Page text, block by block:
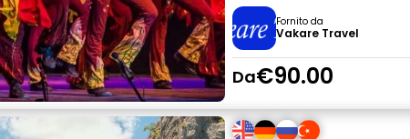
Fornito da
Vakare Travel
Da€90.00